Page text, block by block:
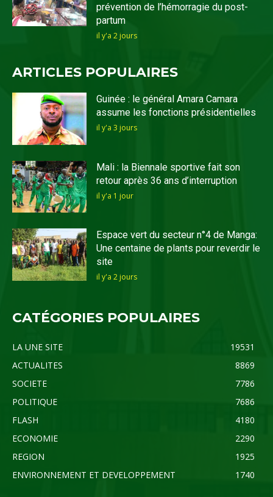
prévention de l’hémorragie du post-
partum
il y'a 2 jours
ARTICLES POPULAIRES
Guinée : le général Amara Camara
assume les fonctions présidentielles
il y'a 3 jours
Mali : la Biennale sportive fait son
retour après 36 ans d’interruption
il y'a 1 jour
Espace vert du secteur n°4 de Manga:
Une centaine de plants pour reverdir le
site
il y'a 2 jours
CATÉGORIES POPULAIRES
LA UNE SITE
19531
ACTUALITES
8869
SOCIETE
7786
POLITIQUE
7686
FLASH
4180
ECONOMIE
2290
REGION
1925
ENVIRONNEMENT ET DEVELOPPEMENT
1740